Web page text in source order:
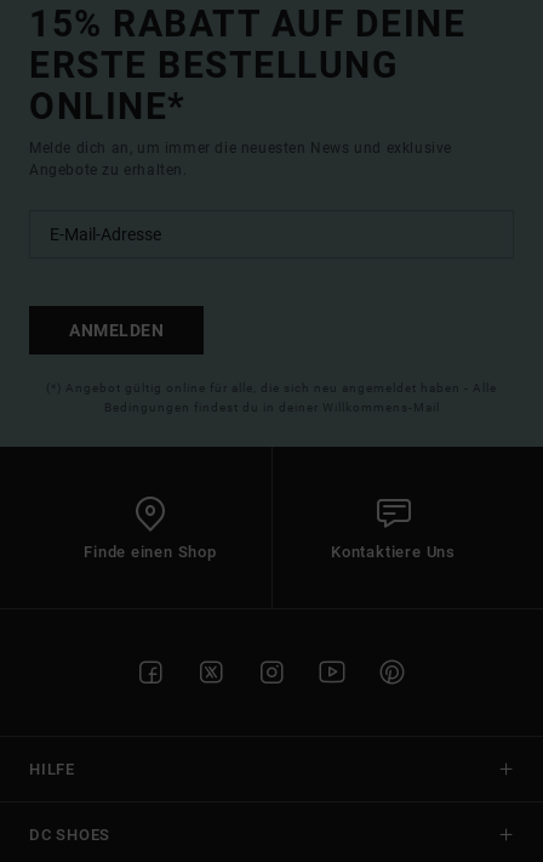
15% RABATT AUF DEINE
ERSTE BESTELLUNG
ONLINE*
Melde dich an, um immer die neuesten News und exklusive
Angebote zu erhalten.
ANMELDEN
(*) Angebot gültig online für alle, die sich neu angemeldet haben - Alle
Bedingungen findest du in deiner Willkommens-Mail
Finde einen Shop Kontaktiere Uns
HILFE
DC SHOES